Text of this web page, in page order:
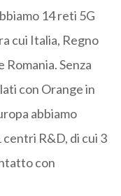
14 reti 5G
cui Italia, Regno
Romania. Senza
con Orange in
abbiamo
R&D, di cui 3
con